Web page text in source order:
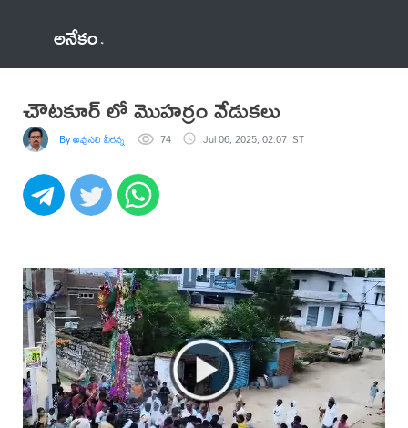
అనేకం
చౌటకూర్ లో మొహర్రం వేడుకలు
By అవుసలి వీరన్న 74 Jul 06, 2025, 02:07 IST